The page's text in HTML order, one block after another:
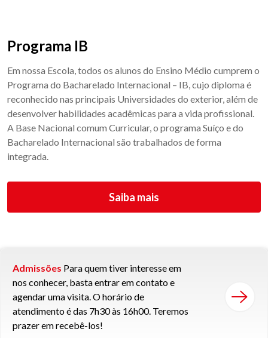
Programa IB
Em nossa Escola, todos os alunos do Ensino Médio cumprem o
Programa do Bacharelado Internacional – IB, cujo diploma é
reconhecido nas principais Universidades do exterior, além de
desenvolver habilidades acadêmicas para a vida profissional.
A Base Nacional comum Curricular, o programa Suíço e do
Bacharelado Internacional são trabalhados de forma
integrada.
Saiba mais
Admissões Para quem tiver interesse em
nos conhecer, basta entrar em contato e
agendar uma visita. O horário de
atendimento é das 7h30 às 16h00. Teremos
prazer em recebê-los!